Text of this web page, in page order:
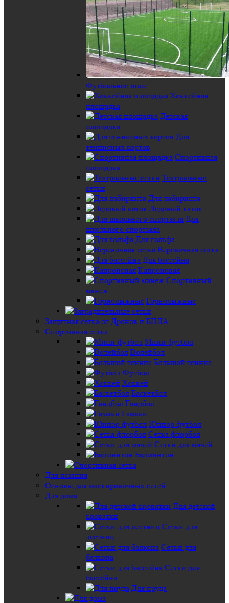
Футбольное поле
Хоккейная
площадка
Детская
площадка
Для
теннисных кортов
Спортивная
площадка
Театральные
сетки
Для лабиринта
Ледовый каток
Для
школьного спортзала
Для гольфа
Веревочная сетка
Для бассейна
Капроновая
Спортивный
манеж
Горнолыжные
Защитная сетка от Дронов и БПЛА
Спортивная сетка
Мини-футбол
Волейбол
Большой теннис
Футбол
Хоккей
Баскетбол
Гандбол
Гамаки
Юниор футбол
Сетка флорбол
Сетки для мячей
Бадминтон
Для лазания
Основы для маскировочных сетей
Для дома
Для детской
кроватки
Сетки для
лестниц
Сетки для
балкона
Сетки для
бассейна
Для пруда